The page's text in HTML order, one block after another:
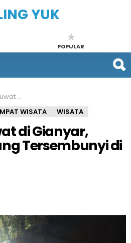
POPULAR
di Bali
WISATA WISATA
di Gianyar,
Tersembunyi di